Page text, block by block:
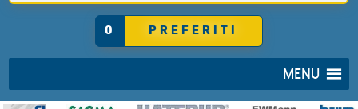
0 PREFERITI
MENU